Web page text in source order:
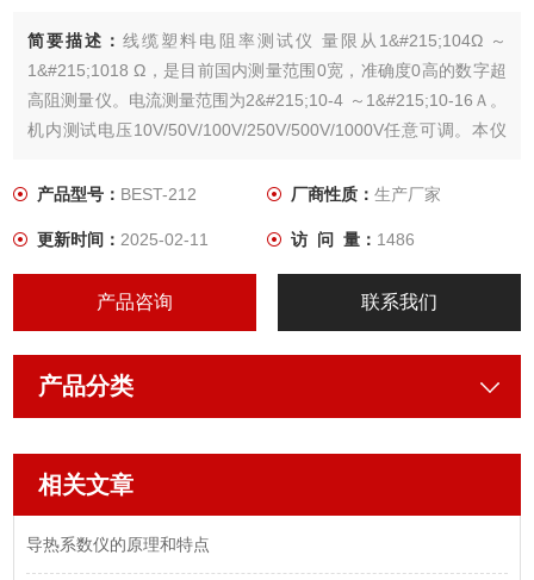
简要描述：线缆塑料电阻率测试仪 量限从1&#215;104Ω ～
1&#215;1018 Ω，是目前国内测量范围0宽，准确度0高的数字超
高阻测量仪。电流测量范围为2&#215;10-4 ～1&#215;10-16Ａ。
机内测试电压10V/50V/100V/250V/500V/1000V任意可调。本仪
料、薄膜、地毯、织物及粉体、液体、及固体和膏体形状的各种
产品型号： BEST-212 厂商性质： 生产厂家
更新时间：2025-02-11 访 问 量： 1486
产品咨询 联系我们
产品分类
相关文章
导热系数仪的原理和特点